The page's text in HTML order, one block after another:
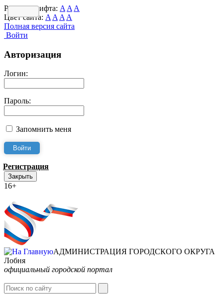
Размер шрифта: A A A
Цвет сайта: A A A A
Полная версия сайта
Войти
Авторизация
Логин:
Пароль:
Запомнить меня
Регистрация
Закрыть
16+
АДМИНИСТРАЦИЯ ГОРОДСКОГО ОКРУГА
Лобня
официальный городской портал